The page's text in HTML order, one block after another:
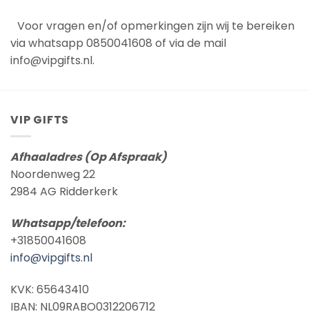
Voor vragen en/of opmerkingen zijn wij te bereiken
via whatsapp 0850041608 of via de mail
info@vipgifts.nl.
VIP GIFTS
Afhaaladres (Op Afspraak)
Noordenweg 22
2984 AG Ridderkerk
Whatsapp/telefoon:
+31850041608
info@vipgifts.nl
KVK: 65643410
IBAN: NL09RABO0312206712